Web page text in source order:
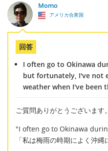
Momo
アメリカ合衆国
回答
I often go to Okinawa
but fortunately, I've not
weather when I've been
ご質問ありがとうございます。
"I often go to Okinawa
「私は梅雨の時期によく沖縄